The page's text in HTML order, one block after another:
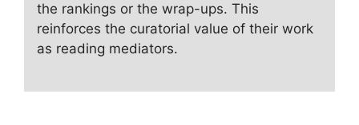
the rankings or the wrap-ups. This
reinforces the curatorial value of their work
as reading mediators.